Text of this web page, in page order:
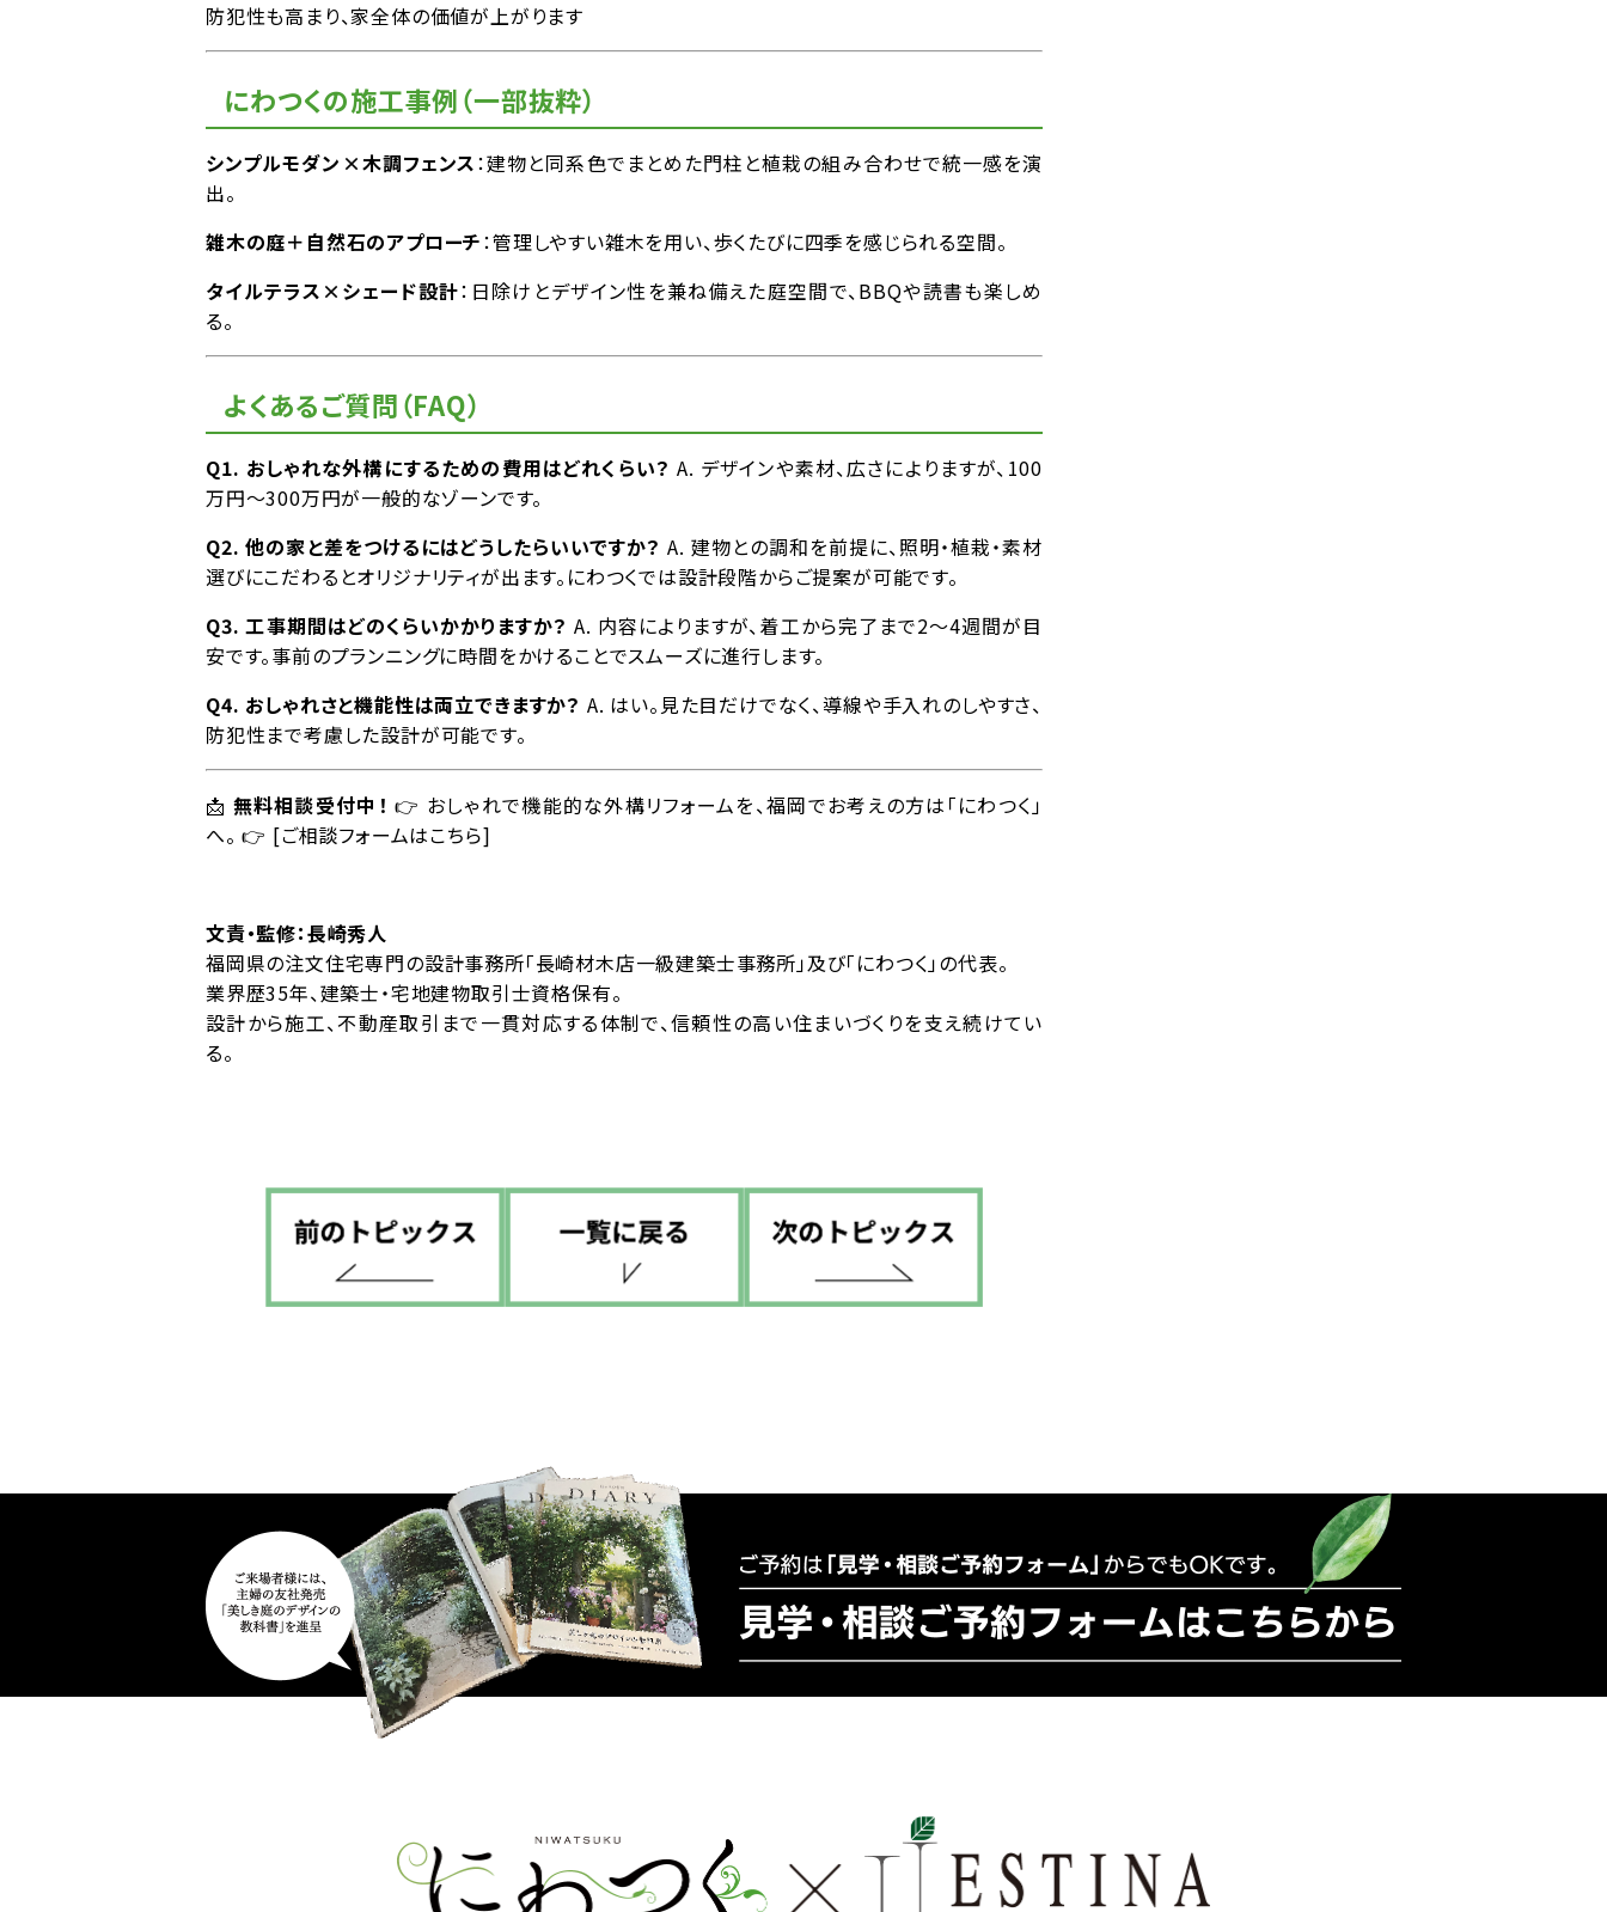
防犯性も高まり、家全体の価値が上がります
にわつくの施工事例（一部抜粋）
シンプルモダン×木調フェンス：建物と同系色でまとめた門柱と植栽の組み合わせで統一感を演
出。
雑木の庭＋自然石のアプローチ：管理しやすい雑木を用い、歩くたびに四季を感じられる空間。
タイルテラス×シェード設計：日除けとデザイン性を兼ね備えた庭空間で、BBQや読書も楽しめ
る。
よくあるご質問（FAQ）
Q1. おしゃれな外構にするための費用はどれくらい？ A. デザインや素材、広さによりますが、100
万円〜300万円が一般的なゾーンです。
Q2. 他の家と差をつけるにはどうしたらいいですか？ A. 建物との調和を前提に、照明・植栽・素材
選びにこだわるとオリジナリティが出ます。にわつくでは設計段階からご提案が可能です。
Q3. 工事期間はどのくらいかかりますか？ A. 内容によりますが、着工から完了まで2〜4週間が目
安です。事前のプランニングに時間をかけることでスムーズに進行します。
Q4. おしゃれさと機能性は両立できますか？ A. はい。見た目だけでなく、導線や手入れのしやすさ、
防犯性まで考慮した設計が可能です。
📩 無料相談受付中！ 👉 おしゃれで機能的な外構リフォームを、福岡でお考えの方は「にわつく」
へ。 👉 [ご相談フォームはこちら]
文責・監修：長崎秀人
福岡県の注文住宅専門の設計事務所「長崎材木店一級建築士事務所」及び「にわつく」の代表。
業界歴35年、建築士・宅地建物取引士資格保有。
設計から施工、不動産取引まで一貫対応する体制で、信頼性の高い住まいづくりを支え続けてい
る。